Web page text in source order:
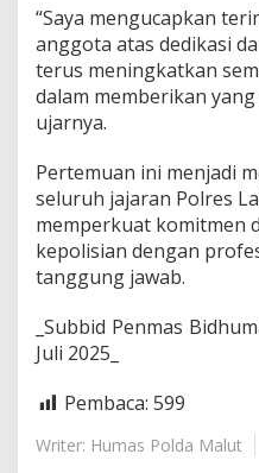
P
i
m
a
“Saya mengucapkan
anggota atas dedikasi
terus meningkatkan
dalam memberikan
ujarnya.
Pertemuan ini menjadi
seluruh jajaran Polres
memperkuat komitmen
kepolisian dengan
tanggung jawab.
_Subbid Penmas
Juli 2025_
Pembaca: 599
Writer: Humas Polda Malut